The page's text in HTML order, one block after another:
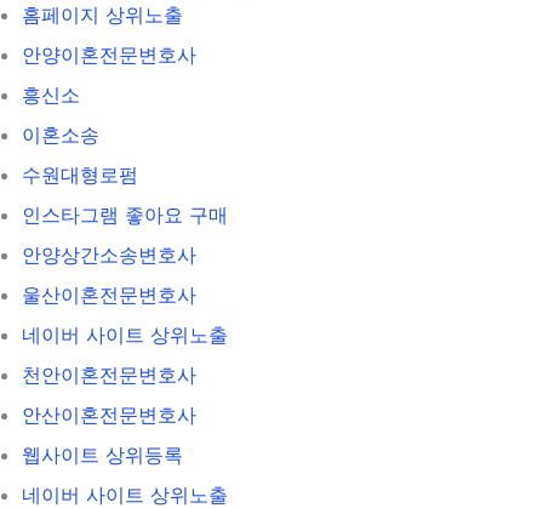
홈페이지 상위노출
안양이혼전문변호사
흥신소
이혼소송
수원대형로펌
인스타그램 좋아요 구매
안양상간소송변호사
울산이혼전문변호사
네이버 사이트 상위노출
천안이혼전문변호사
안산이혼전문변호사
웹사이트 상위등록
네이버 사이트 상위노출